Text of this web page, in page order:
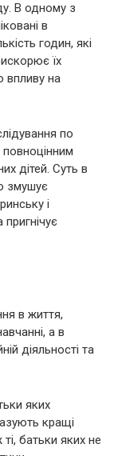
В одному з
в
годин, які
їх
впливу на
по
дітей. Суть в
змушує
і
в життя,
а в
діяльності та
яких
кращі
ті, батьки яких не